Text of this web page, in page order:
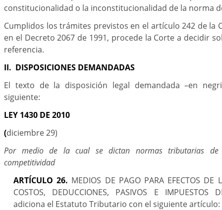
constitucionalidad o la inconstitucionalidad de la norma
Cumplidos los trámites previstos en el artículo 242 de la
en el Decreto 2067 de 1991, procede la Corte a decidir
referencia.
II. DISPOSICIONES DEMANDADAS
El texto de la disposición legal demandada –en
siguiente:
LEY 1430 DE 2010
(diciembre 29)
Por medio de la cual se dictan normas tributarias
competitividad
ARTÍCULO 26. MEDIOS DE PAGO PARA EFECTOS DE
COSTOS, DEDUCCIONES, PASIVOS E IMPUESTOS
adiciona el Estatuto Tributario con el siguiente artículo: